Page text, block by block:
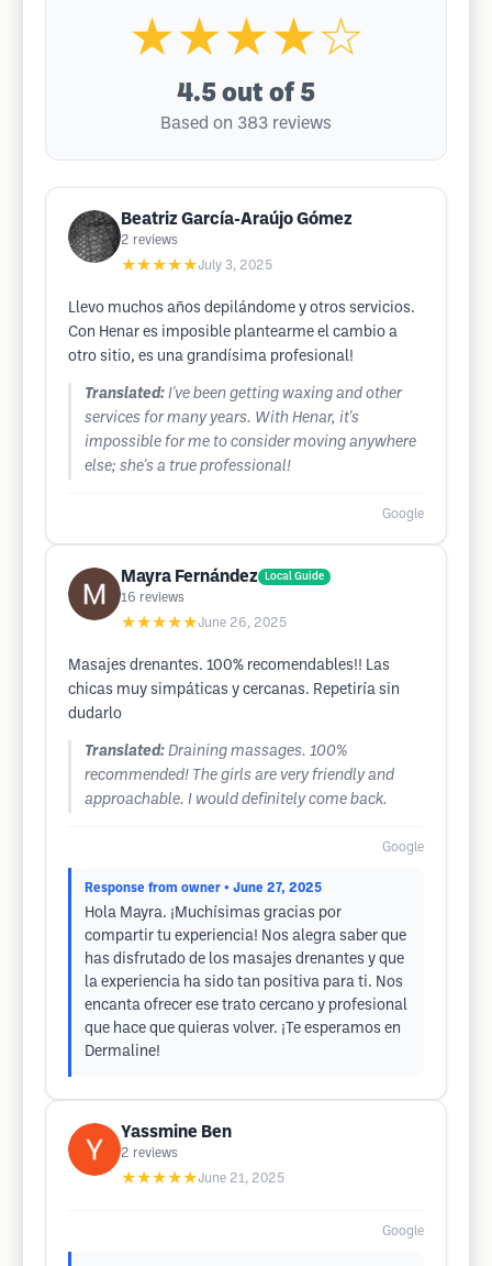
★★★★☆
4.5 out of 5
Based on 383 reviews
Beatriz García-Araújo Gómez
2 reviews
★★★★★July 3, 2025
Llevo muchos años depilándome y otros servicios.
Con Henar es imposible plantearme el cambio a
otro sitio, es una grandísima profesional!
Translated: I've been getting waxing and other
services for many years. With Henar, it's
impossible for me to consider moving anywhere
else; she's a true professional!
Google
Mayra Fernández Local Guide
16 reviews
★★★★★June 26, 2025
Masajes drenantes. 100% recomendables!! Las
chicas muy simpáticas y cercanas. Repetiría sin
dudarlo
Translated: Draining massages. 100%
recommended! The girls are very friendly and
approachable. I would definitely come back.
Google
Response from owner • June 27, 2025
Hola Mayra. ¡Muchísimas gracias por
compartir tu experiencia! Nos alegra saber que
has disfrutado de los masajes drenantes y que
la experiencia ha sido tan positiva para ti. Nos
encanta ofrecer ese trato cercano y profesional
que hace que quieras volver. ¡Te esperamos en
Dermaline!
Yassmine Ben
2 reviews
★★★★★June 21, 2025
Google